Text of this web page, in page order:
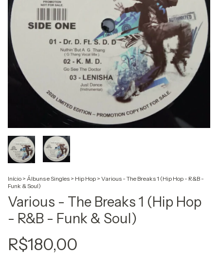
Início > Álbuns e Singles > Hip Hop > Various - The Breaks 1 (Hip Hop - R&B -
Funk & Soul)
Various - The Breaks 1 (Hip Hop
- R&B - Funk & Soul)
R$180,00